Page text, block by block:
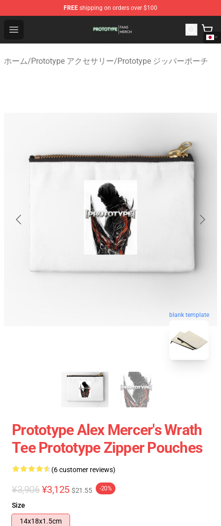
FREE shipping on orders over $100
Open menu
Prototype Shop - Official Prototype Merchandise Store
ホーム/Prototype アクセサリー/Prototype ジッパーポーチ
blank template
Prototype Alex Mercer's Wrath
Tee Prototype Zipper Pouches
(6 customer reviews)
¥3,906 ¥3,125 $21.55 -20%
Size
14x18x1.5cm